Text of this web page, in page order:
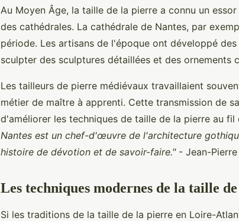
Au Moyen Âge, la taille de la pierre a connu un
des cathédrales. La cathédrale de Nantes, par
période. Les artisans de l'époque ont développé
sculpter des sculptures détaillées et des ornements
Les tailleurs de pierre médiévaux travaillaient
métier de maître à apprenti. Cette transmission de
d'améliorer les techniques de taille de la pierre au fil
Nantes est un chef-d'œuvre de l'architecture
histoire de dévotion et de savoir-faire."- Jean-Pierre
Les techniques modernes de la taille
Si les traditions de la taille de la pierre en Loire-